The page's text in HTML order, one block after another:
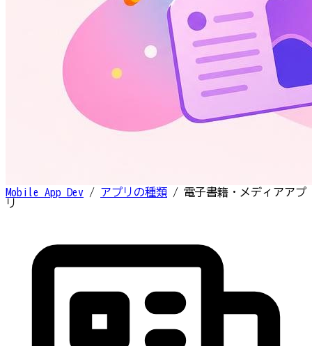
Mobile App Dev / アプリの種類 / 電子書籍・メディアアプ
リ